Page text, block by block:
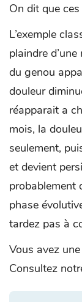
On dit que
L’exemple
plaindre
du genou
douleur
réapparait a
mois, la
seulement,
et devient
probablement
phase
tardez pas à
Vous avez une
Consultez